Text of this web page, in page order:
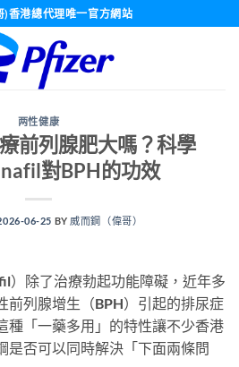
)香港總代理唯一官方網站
两性健康
前列腺肥大嗎？科學
對BPH的功效
06-25 BY 威而鋼（偉哥）
）除了治療勃起功能障礙，近年多
前列腺增生（BPH）引起的排尿症
種「一藥多用」的特性讓不少香港
是否可以同時解決「下面兩條問